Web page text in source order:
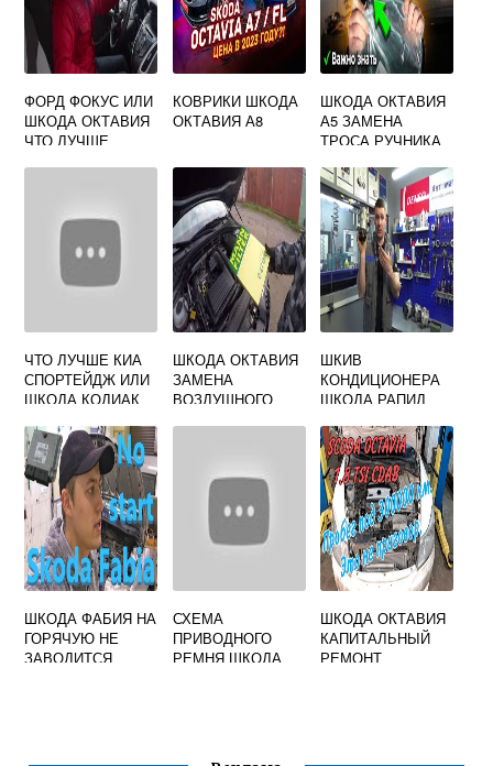
ФОРД ФОКУС ИЛИ
ШКОДА ОКТАВИЯ
ЧТО ЛУЧШЕ
КОВРИКИ ШКОДА
ОКТАВИЯ А8
ШКОДА ОКТАВИЯ
А5 ЗАМЕНА
ТРОСА РУЧНИКА
ЧТО ЛУЧШЕ КИА
СПОРТЕЙДЖ ИЛИ
ШКОДА КОДИАК
ШКОДА ОКТАВИЯ
ЗАМЕНА
ВОЗДУШНОГО
ШКИВ
КОНДИЦИОНЕРА
ШКОДА РАПИД
ШКОДА ФАБИЯ НА
ГОРЯЧУЮ НЕ
ЗАВОДИТСЯ
СХЕМА
ПРИВОДНОГО
РЕМНЯ ШКОДА
ШКОДА ОКТАВИЯ
КАПИТАЛЬНЫЙ
РЕМОНТ